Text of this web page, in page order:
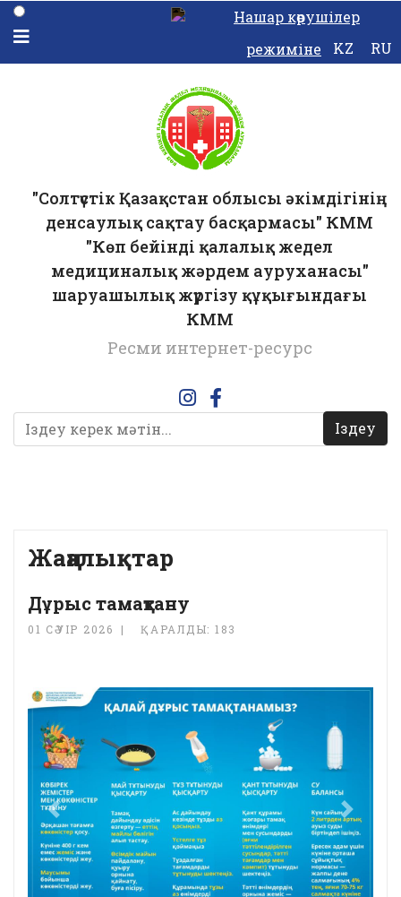
Нашар көрушілер
режиміне
KZ RU
"Солтүстік Қазақстан облысы әкімдігінің
денсаулық сақтау басқармасы" КММ
"Көп бейінді қалалық жедел
медициналық жәрдем ауруханасы"
шаруашылық жүргізу құқығындағы
КММ
Ресми интернет-ресурс
Іздеу
Жаңалықтар
Дұрыс тамақтану
01 СӘУІР 2026 ҚАРАЛДЫ: 183
Previous Next